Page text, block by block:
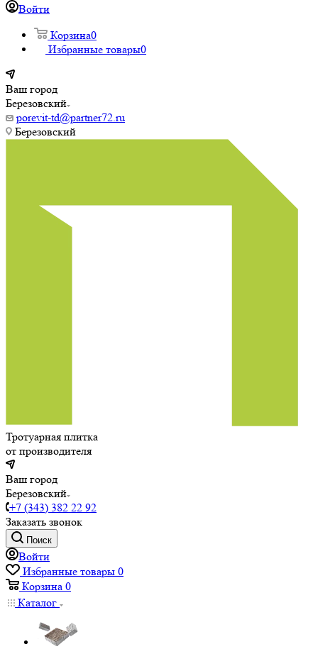
Войти
Корзина0
Избранные товары0
Ваш город
Березовский
porevit-td@partner72.ru
Березовский
Тротуарная плитка
от производителя
Ваш город
Березовский
+7 (343) 382 22 92
Заказать звонок
Поиск
Войти
Избранные товары 0
Корзина 0
Каталог